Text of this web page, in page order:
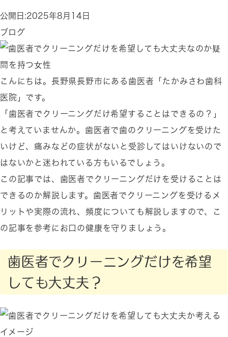
公開日:2025年8月14日
ブログ
こんにちは。長野県長野市にある歯医者「たかみさわ歯科
医院」です。
「歯医者でクリーニングだけ希望することはできるの？」
と考えていませんか。歯医者で歯のクリーニングを受けた
いけど、痛みなどの症状がないと受診してはいけないので
はないかと迷われている方もいるでしょう。
この記事では、歯医者でクリーニングだけを受けることは
できるのか解説します。歯医者でクリーニングを受けるメ
リットや実際の流れ、頻度についても解説しますので、こ
の記事を参考にお口の健康を守りましょう。
歯医者でクリーニングだけを希望
しても大丈夫？